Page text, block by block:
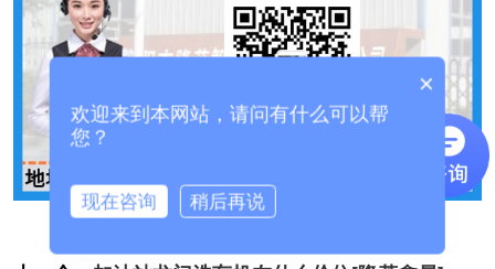
×
欢迎来到本网站，请问有什么可以帮
您？
现在咨询 稍后再说